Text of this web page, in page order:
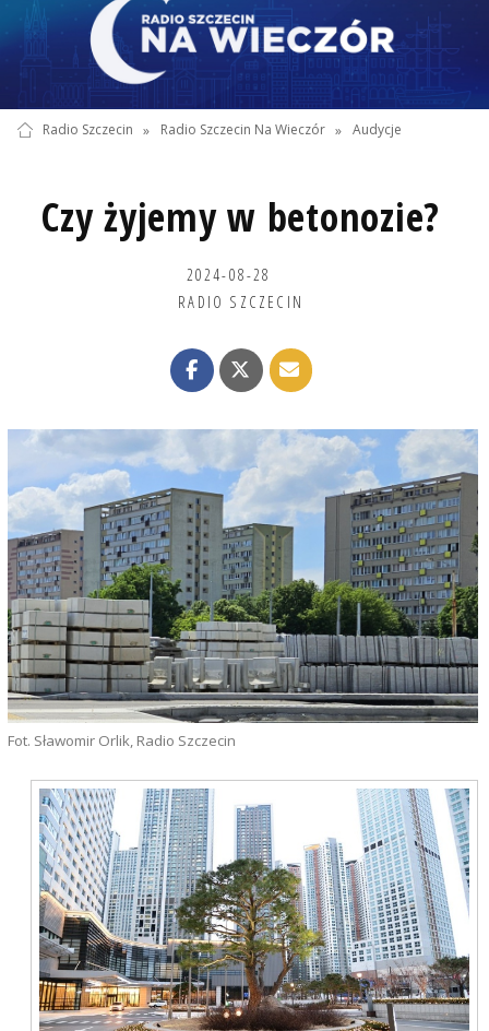
Radio Szczecin » Radio Szczecin Na Wieczór » Audycje
Czy żyjemy w betonozie?
2024-08-28
RADIO SZCZECIN
Fot. Sławomir Orlik, Radio Szczecin